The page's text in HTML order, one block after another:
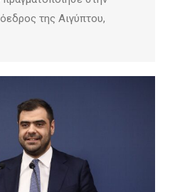
της Αιγύπτου,